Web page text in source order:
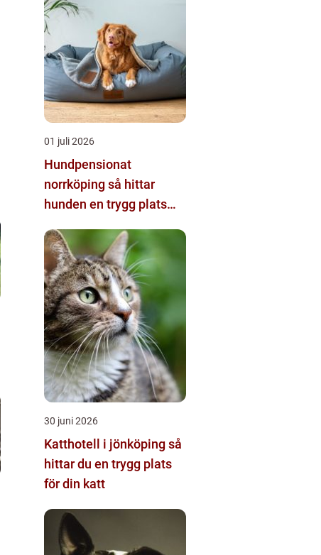
01 juli 2026
Hundpensionat
norrköping så hittar
hunden en trygg plats
30 juni 2026
Katthotell i jönköping så
hittar du en trygg plats
för din katt